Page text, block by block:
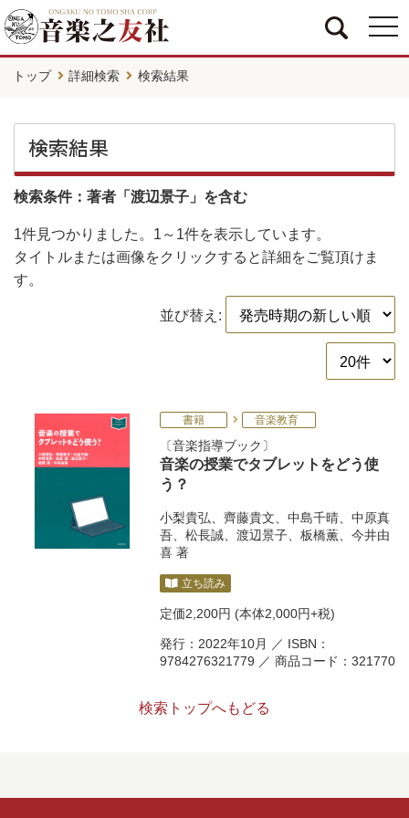
トップ 詳細検索 検索結果
検索結果
検索条件：著者「渡辺景子」を含む
1件見つかりました。 1～1件を表示しています。
タイトルまたは画像をクリックすると詳細をご覧頂けま
す。
並び替え:
書籍 音楽教育
音楽指導ブック
音楽の授業でタブレットをどう使
う？
小梨貴弘 齊藤貴文 中島千晴
中原真
吾
松長誠 渡辺景子 板橋薫
今井由
喜 著
立ち読み
定価2,200円 (本体2,000円+税)
発行：2022年10月 ／ ISBN：
9784276321779 ／ 商品コード：321770
検索トップへもどる